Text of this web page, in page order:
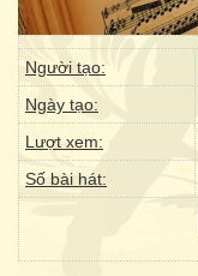
Người tạo:
Ngày tạo:
Lượt xem:
Số bài hát: